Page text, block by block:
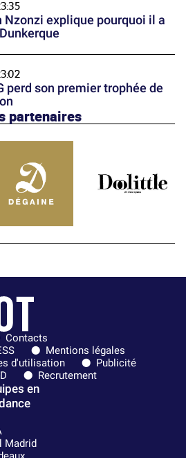
Nzonzi explique pourquoi il a
perd son premier trophée de
partenaires
Contacts
Mentions légales
d'utilisation
Publicité
Recrutement
en
Madrid